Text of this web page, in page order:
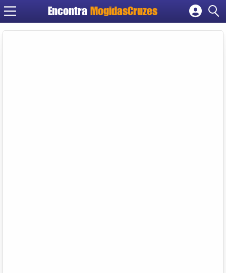
Encontra MogidasCruzes
Cadastrar empresa